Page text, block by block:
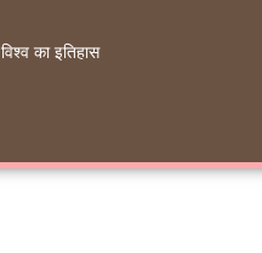
विश्व का इतिहास